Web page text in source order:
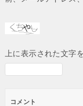
上に表示された文字
コメント